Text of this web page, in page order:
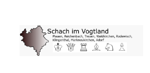
springen